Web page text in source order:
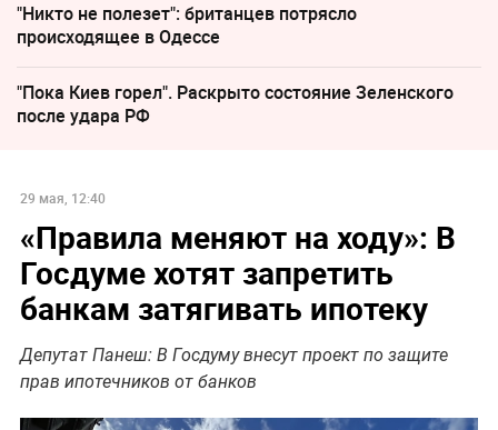
"Никто не полезет": британцев потрясло
происходящее в Одессе
"Пока Киев горел". Раскрыто состояние Зеленского
после удара РФ
29 мая, 12:40
«Правила меняют на ходу»: В
Госдуме хотят запретить
банкам затягивать ипотеку
Депутат Панеш: В Госдуму внесут проект по защите
прав ипотечников от банков